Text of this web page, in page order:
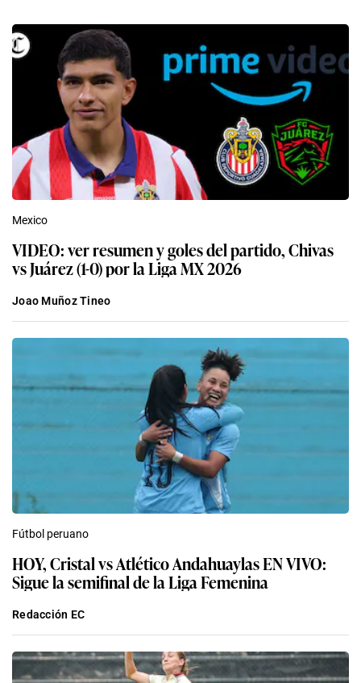
Mexico
VIDEO: ver resumen y goles del partido, Chivas
vs Juárez (1-0) por la Liga MX 2026
Joao Muñoz Tineo
Fútbol peruano
HOY, Cristal vs Atlético Andahuaylas EN VIVO:
Sigue la semifinal de la Liga Femenina
Redacción EC